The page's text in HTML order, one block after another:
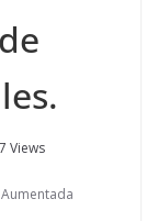
Views